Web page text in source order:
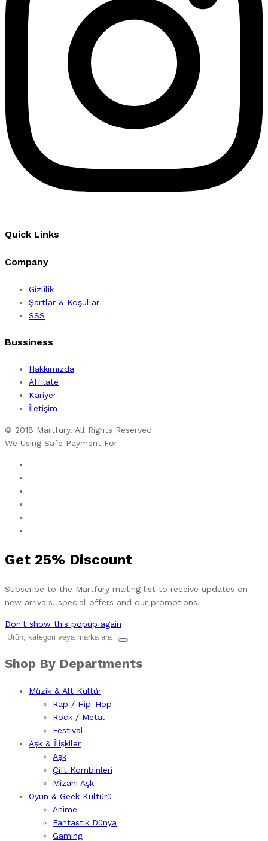
Quick Links
Company
Gizlilik
Şartlar & Koşullar
SSS
Bussiness
Hakkımızda
Affilate
Kariyer
İletişim
© 2018 Martfury. All Rights Reserved
We Using Safe Payment For
Get 25% Discount
Subscribe to the Martfury mailing list to receive updates on
new arrivals, special offers and our promotions.
Don't show this popup again
Shop By Departments
Müzik & Alt Kültür
Rap / Hip-Hop
Rock / Metal
Festival
Aşk & İlişkiler
Aşk
Çift Kombinleri
Mizahi Aşk
Oyun & Geek Kültürü
Anime
Fantastik Dünya
Gaming